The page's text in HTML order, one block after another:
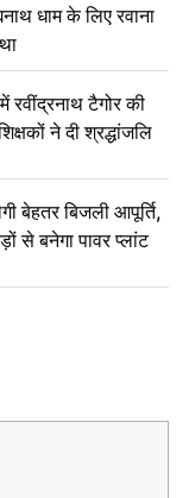
धाम के लिए रवाना
टैगोर की
ने दी श्रद्धांजलि
बेहतर बिजली आपूर्ति,
से बनेगा पावर प्लांट